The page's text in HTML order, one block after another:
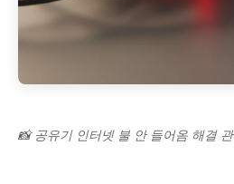
📸 공유기 인터넷 불 안 들어옴 해결